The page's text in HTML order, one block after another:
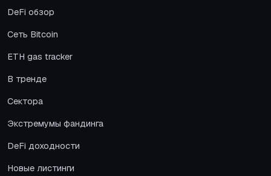
DeFi обзор
Сеть Bitcoin
ETH gas tracker
В тренде
Сектора
Экстремумы фандинга
DeFi доходности
Новые листинги